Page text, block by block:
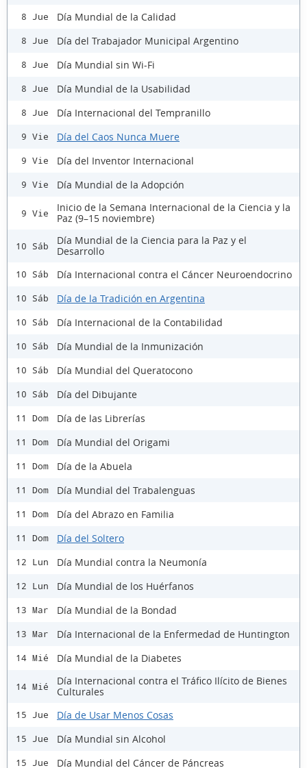
8 Jue Día Mundial de la Calidad
8 Jue Día del Trabajador Municipal Argentino
8 Jue Día Mundial sin Wi-Fi
8 Jue Día Mundial de la Usabilidad
8 Jue Día Internacional del Tempranillo
9 Vie Día del Caos Nunca Muere
9 Vie Día del Inventor Internacional
9 Vie Día Mundial de la Adopción
9 Vie
Inicio de la Semana Internacional de la Ciencia y la
Paz (9–15 noviembre)
10 Sáb
Día Mundial de la Ciencia para la Paz y el
Desarrollo
10 Sáb Día Internacional contra el Cáncer Neuroendocrino
10 Sáb Día de la Tradición en Argentina
10 Sáb Día Internacional de la Contabilidad
10 Sáb Día Mundial de la Inmunización
10 Sáb Día Mundial del Queratocono
10 Sáb Día del Dibujante
11 Dom Día de las Librerías
11 Dom Día Mundial del Origami
11 Dom Día de la Abuela
11 Dom Día Mundial del Trabalenguas
11 Dom Día del Abrazo en Familia
11 Dom Día del Soltero
12 Lun Día Mundial contra la Neumonía
12 Lun Día Mundial de los Huérfanos
13 Mar Día Mundial de la Bondad
13 Mar Día Internacional de la Enfermedad de Huntington
14 Mié Día Mundial de la Diabetes
14 Mié
Día Internacional contra el Tráfico Ilícito de Bienes
Culturales
15 Jue Día de Usar Menos Cosas
15 Jue Día Mundial sin Alcohol
15 Jue Día Mundial del Cáncer de Páncreas